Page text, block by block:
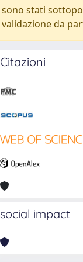
sono stati
validazione da
Citazioni
social impact